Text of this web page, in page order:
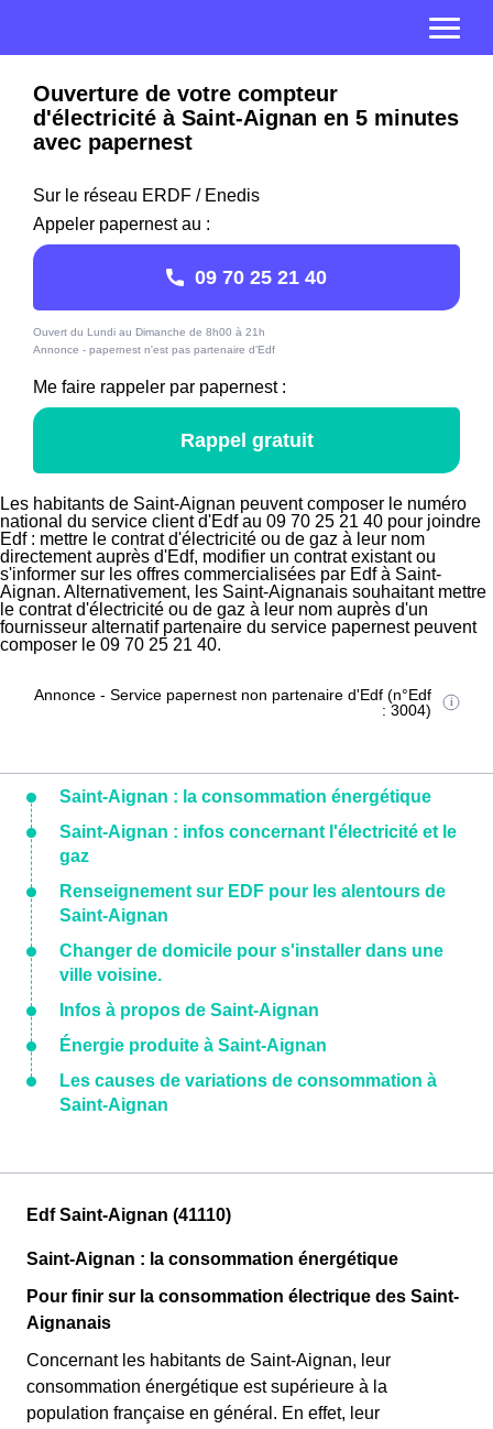
Ouverture de votre compteur
d'électricité à Saint-Aignan en 5 minutes
avec papernest
Sur le réseau ERDF / Enedis
Appeler papernest au :
09 70 25 21 40
Ouvert du Lundi au Dimanche de 8h00 à 21h
Annonce - papernest n'est pas partenaire d'Edf
Me faire rappeler par papernest :
Rappel gratuit
Les habitants de Saint-Aignan peuvent composer le numéro
national du service client d'Edf au 09 70 25 21 40 pour joindre
Edf : mettre le contrat d'électricité ou de gaz à leur nom
directement auprès d'Edf, modifier un contrat existant ou
s'informer sur les offres commercialisées par Edf à Saint-
Aignan. Alternativement, les Saint-Aignanais souhaitant mettre
le contrat d'électricité ou de gaz à leur nom auprès d'un
fournisseur alternatif partenaire du service papernest peuvent
composer le 09 70 25 21 40.
Annonce - Service papernest non partenaire d'Edf (n°Edf
: 3004)
Saint-Aignan : la consommation énergétique
Saint-Aignan : infos concernant l'électricité et le
gaz
Renseignement sur EDF pour les alentours de
Saint-Aignan
Changer de domicile pour s'installer dans une
ville voisine.
Infos à propos de Saint-Aignan
Énergie produite à Saint-Aignan
Les causes de variations de consommation à
Saint-Aignan
Edf Saint-Aignan (41110)
Saint-Aignan : la consommation énergétique
Pour finir sur la consommation électrique des Saint-
Aignanais
Concernant les habitants de Saint-Aignan, leur
consommation énergétique est supérieure à la
population française en général. En effet, leur